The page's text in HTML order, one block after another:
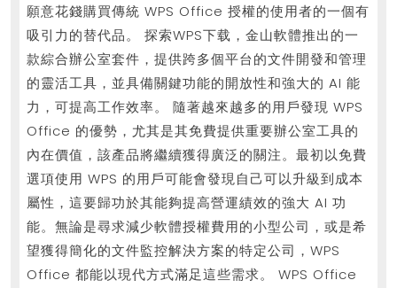
处
理
更
智
能
願意花錢購買傳統 WPS Office 授權的使用者的一個有
吸引力的替代品。 探索WPS下载，金山軟體推出的一
款綜合辦公室套件，提供跨多個平台的文件開發和管理
的靈活工具，並具備關鍵功能的開放性和強大的 AI 能
力，可提高工作效率。 隨著越來越多的用戶發現 WPS
Office 的優勢，尤其是其免費提供重要辦公室工具的
內在價值，該產品將繼續獲得廣泛的關注。最初以免費
選項使用 WPS 的用戶可能會發現自己可以升級到成本
屬性，這要歸功於其能夠提高營運績效的強大 AI 功
能。無論是尋求減少軟體授權費用的小型公司，或是希
望獲得簡化的文件監控解決方案的特定公司，WPS
Office 都能以現代方式滿足這些需求。 WPS Office